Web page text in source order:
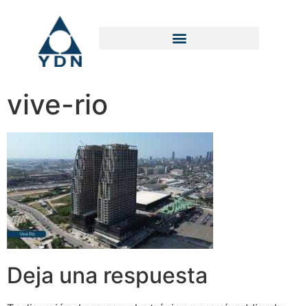
vive-rio
Deja una respuesta